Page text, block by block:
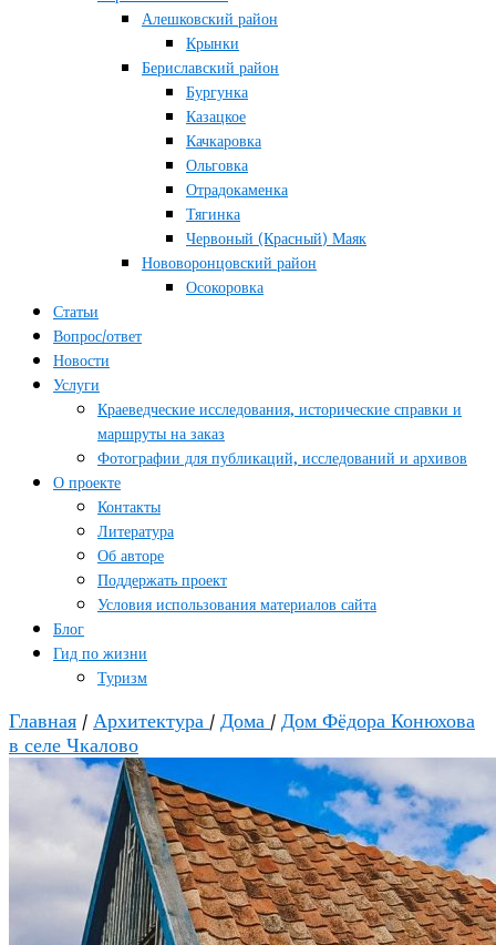
Алешковский район
Крынки
Бериславский район
Бургунка
Казацкое
Качкаровка
Ольговка
Отрадокаменка
Тягинка
Червоный (Красный) Маяк
Нововоронцовский район
Осокоровка
Статьи
Вопрос/ответ
Новости
Услуги
Краеведческие исследования, исторические справки и
маршруты на заказ
Фотографии для публикаций, исследований и архивов
О проекте
Контакты
Литература
Об авторе
Поддержать проект
Условия использования материалов сайта
Блог
Гид по жизни
Туризм
Главная / Архитектура / Дома / Дом Фёдора Конюхова
в селе Чкалово